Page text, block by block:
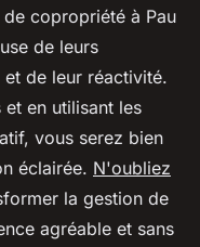
copropriété à Pau
de leurs
de leur réactivité.
en utilisant les
vous serez bien
éclairée. N'oubliez
la gestion de
agréable et sans